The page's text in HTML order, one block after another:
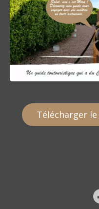
Télécharger